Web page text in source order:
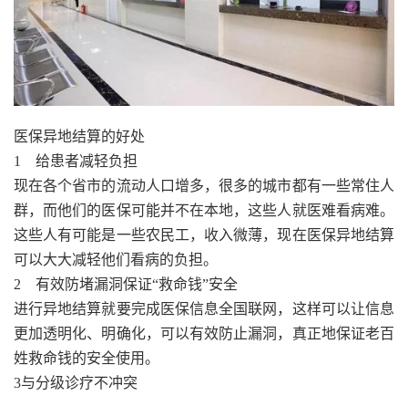
医保异地结算的好处
1 给患者减轻负担
现在各个省市的流动人口增多，很多的城市都有一些常住人
群，而他们的医保可能并不在本地，这些人就医难看病难。
这些人有可能是一些农民工，收入微薄，现在医保异地结算
可以大大减轻他们看病的负担。
2 有效防堵漏洞保证“救命钱”安全
进行异地结算就要完成医保信息全国联网，这样可以让信息
更加透明化、明确化，可以有效防止漏洞，真正地保证老百
姓救命钱的安全使用。
3与分级诊疗不冲突